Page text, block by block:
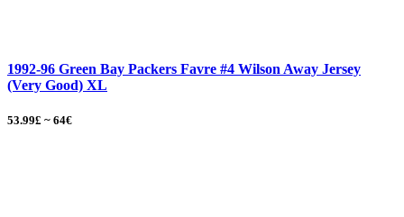
1992-96 Green Bay Packers Favre #4 Wilson Away Jersey
(Very Good) XL
53.99£ ~ 64€